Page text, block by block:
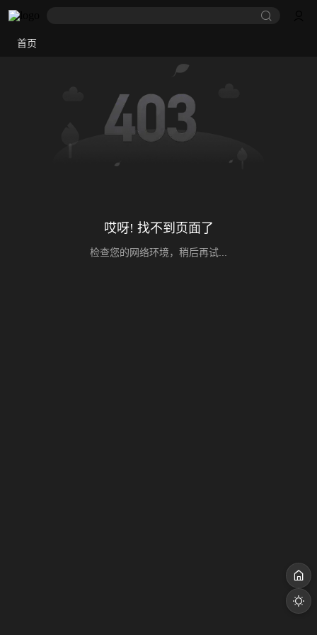
首页
哎呀! 找不到页面了
检查您的网络环境，稍后再试...